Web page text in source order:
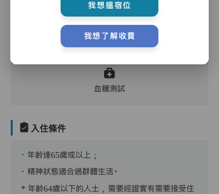
科
護理評估、執藥、核派藥、量度生命表徵、協助沐
血糖測試
入住條件
．年齡達65歲或以上﹔
．精神狀態適合過群體生活。
* 年齡64歲以下的人士﹐需要經證實有需要接受住
我想搵宿位
我想了解收費